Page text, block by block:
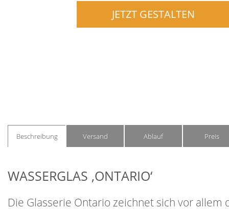
JETZT GESTALTEN
Beschreibung Versand Ablauf Preis
WASSERGLAS ‚ONTARIO‘
Die Glasserie Ontario zeichnet sich vor allem